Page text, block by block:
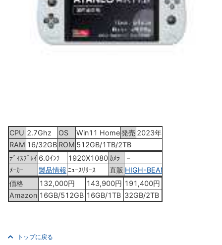
CPU 2.7Ghz OS Win11 Home発売 2023年6月17日
RAM 16/32GB ROM 512GB/1TB/2TB
ﾃﾞｨｽﾌﾟﾚｲ 6.0ｲﾝﾁ 1920X1080 ｶﾒﾗ
－
ﾒｰｶｰ
製品情報 ﾆｭｰｽﾘﾘｰｽ 直販 HIGH-BEAM
価格
132,000円 143,900円 191,400円
Amazon 16GB/512GB 16GB/1TB 32GB/2TB
トップに戻る